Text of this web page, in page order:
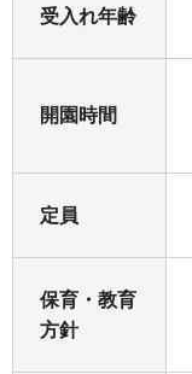
受入れ年齢
開園時間
定員
保育・教育
方針